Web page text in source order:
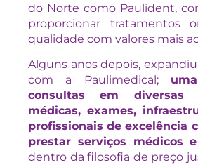
do Norte como Paulident,
proporcionar tratamentos
qualidade com valores mais
Alguns anos depois,
com a Paulimedical;
consultas em diversas
médicas, exames,
profissionais de excelência
prestar serviços médicos
dentro da filosofia de preço